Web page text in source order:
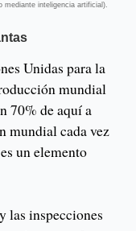
mediante inteligencia artificial).
Unidas para la
mundial
70% de aquí a
mundial cada vez
un elemento
las inspecciones